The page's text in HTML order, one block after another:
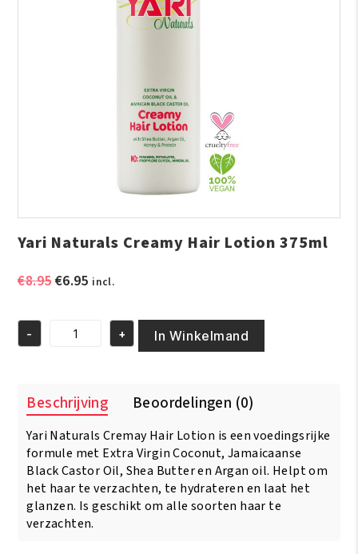
Yari Naturals Creamy Hair Lotion 375ml
€8.95Oorspronkelijke
€8.95.
€6.95Huidige
€6.95.
incl.
Yari
Lotion
375ml
aantal
- + In Winkelmand
Beschrijving Beoordelingen (0)
Yari Naturals Cremay Hair Lotion is een voedingsrijke
formule met Extra Virgin Coconut, Jamaicaanse
Black Castor Oil, Shea Butter en Argan oil. Helpt om
het haar te verzachten, te hydrateren en laat het
glanzen. Is geschikt om alle soorten haar te
verzachten.